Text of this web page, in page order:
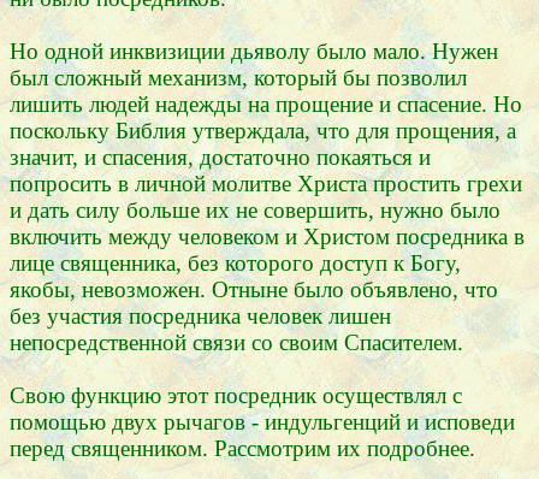
Но одной инквизиции дьяволу было мало. Нужен
был сложный механизм, который бы позволил
лишить людей надежды на прощение и спасение. Но
поскольку Библия утверждала, что для прощения, а
значит, и спасения, достаточно покаяться и
попросить в личной молитве Христа простить грехи
и дать силу больше их не совершить, нужно было
включить между человеком и Христом посредника в
лице священника, без которого доступ к Богу,
якобы, невозможен. Отныне было объявлено, что
без участия посредника человек лишен
непосредственной связи со своим Спасителем.
Свою функцию этот посредник осуществлял с
помощью двух рычагов - индульгенций и исповеди
перед священником. Рассмотрим их подробнее.